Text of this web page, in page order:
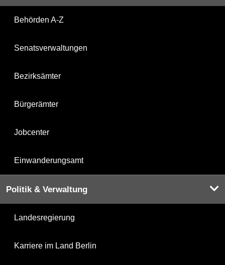
Behörden A-Z
Senatsverwaltungen
Bezirksämter
Bürgerämter
Jobcenter
Einwanderungsamt
Politik & Verwaltung
Landesregierung
Karriere im Land Berlin